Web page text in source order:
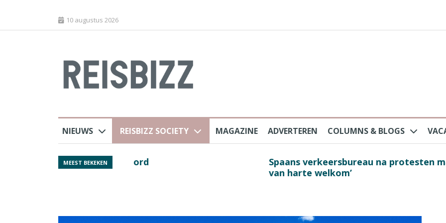
10 augustus 2026
NIEUWS REISBIZZ SOCIETY MAGAZINE ADVERTEREN COLUMNS & BLOGS
MEEST BEKEKEN
Spaans verkeersbureau na protesten massatoerisme: ‘Nederlandse